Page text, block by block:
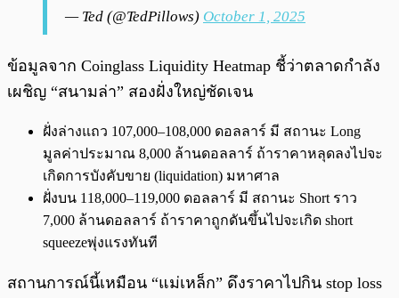
— Ted (@TedPillows) October 1, 2025
ข้อมูลจาก Coinglass Liquidity Heatmap ชี้ว่าตลาดกำลัง
เผชิญ “สนามล่า” สองฝั่งใหญ่ชัดเจน
ฝั่งล่างแถว 107,000–108,000 ดอลลาร์ มี สถานะ Long
มูลค่าประมาณ 8,000 ล้านดอลลาร์ ถ้าราคาหลุดลงไปจะ
เกิดการบังคับขาย (liquidation) มหาศาล
ฝั่งบน 118,000–119,000 ดอลลาร์ มี สถานะ Short ราว
7,000 ล้านดอลลาร์ ถ้าราคาถูกดันขึ้นไปจะเกิด short
squeezeพุ่งแรงทันที
สถานการณ์นี้เหมือน “แม่เหล็ก” ดึงราคาไปกิน stop loss